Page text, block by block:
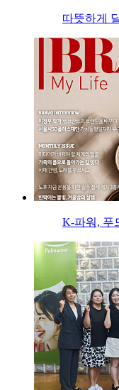
따뜻하게
K-파워, 푸